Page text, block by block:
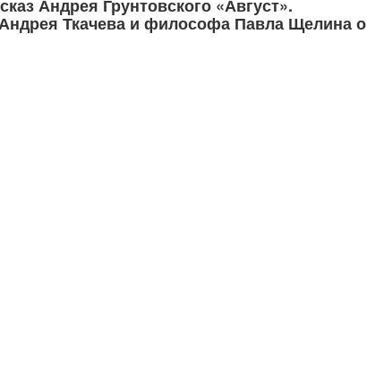
Андрея Грунтовского «Август».
Ткачева и философа Павла Щелина о